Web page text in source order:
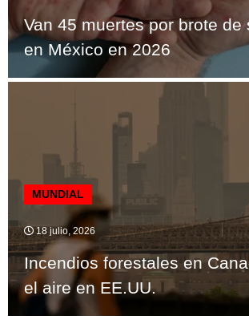
Van 45 muertes por brote de
en México en 2026
MUNDIAL
18 julio, 2026
Incendios forestales en
el aire en EE.UU.